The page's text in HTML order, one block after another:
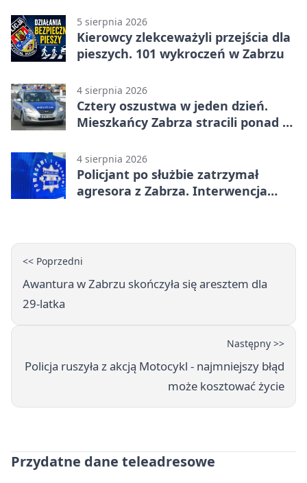
5 sierpnia 2026
Kierowcy zlekceważyli przejścia dla
pieszych. 101 wykroczeń w Zabrzu
4 sierpnia 2026
Cztery oszustwa w jeden dzień.
Mieszkańcy Zabrza stracili ponad 6
4 sierpnia 2026
Policjant po służbie zatrzymał
agresora z Zabrza. Interwencja
<< Poprzedni
Awantura w Zabrzu skończyła się aresztem dla
29-latka
Następny >>
Policja ruszyła z akcją Motocykl - najmniejszy błąd
może kosztować życie
Przydatne dane teleadresowe